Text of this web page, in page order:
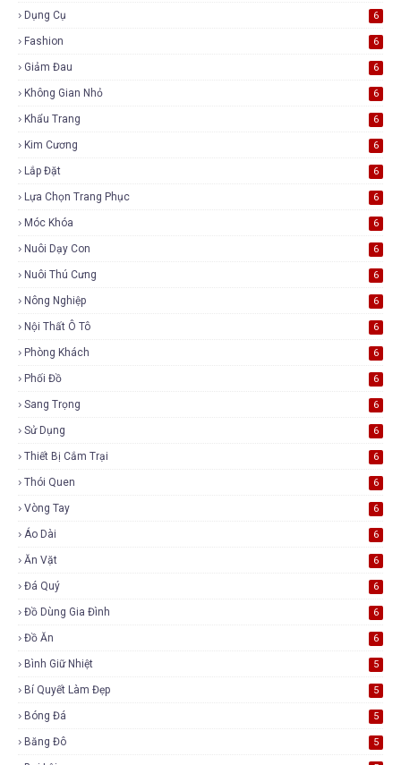
Dụng Cụ 6
Fashion 6
Giảm Đau 6
Không Gian Nhỏ 6
Khẩu Trang 6
Kim Cương 6
Lắp Đặt 6
Lựa Chọn Trang Phục 6
Móc Khóa 6
Nuôi Dạy Con 6
Nuôi Thú Cưng 6
Nông Nghiệp 6
Nội Thất Ô Tô 6
Phòng Khách 6
Phối Đồ 6
Sang Trọng 6
Sử Dụng 6
Thiết Bị Cắm Trại 6
Thói Quen 6
Vòng Tay 6
Áo Dài 6
Ăn Vặt 6
Đá Quý 6
Đồ Dùng Gia Đình 6
Đồ Ăn 6
Bình Giữ Nhiệt 5
Bí Quyết Làm Đẹp 5
Bóng Đá 5
Băng Đô 5